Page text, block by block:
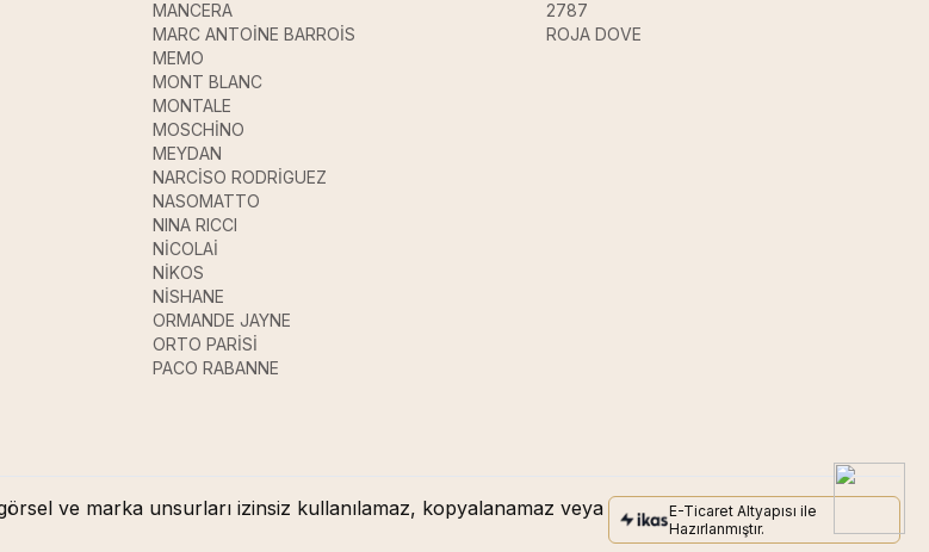
MANCERA
MARC ANTOİNE BARROİS
MEMO
MONT BLANC
MONTALE
MOSCHİNO
MEYDAN
NARCİSO RODRİGUEZ
NASOMATTO
NINA RICCI
NİCOLAİ
NİKOS
NİSHANE
ORMANDE JAYNE
ORTO PARİSİ
PACO RABANNE
2787
ROJA DOVE
ve marka unsurları izinsiz kullanılamaz, kopyalanamaz veya
E-Ticaret Altyapısı ile
Hazırlanmıştır.